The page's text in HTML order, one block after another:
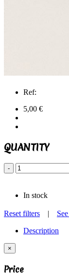
Ref:
5,00 €
QUANTITY
-
In stock
Reset filters |
Description
×
Price